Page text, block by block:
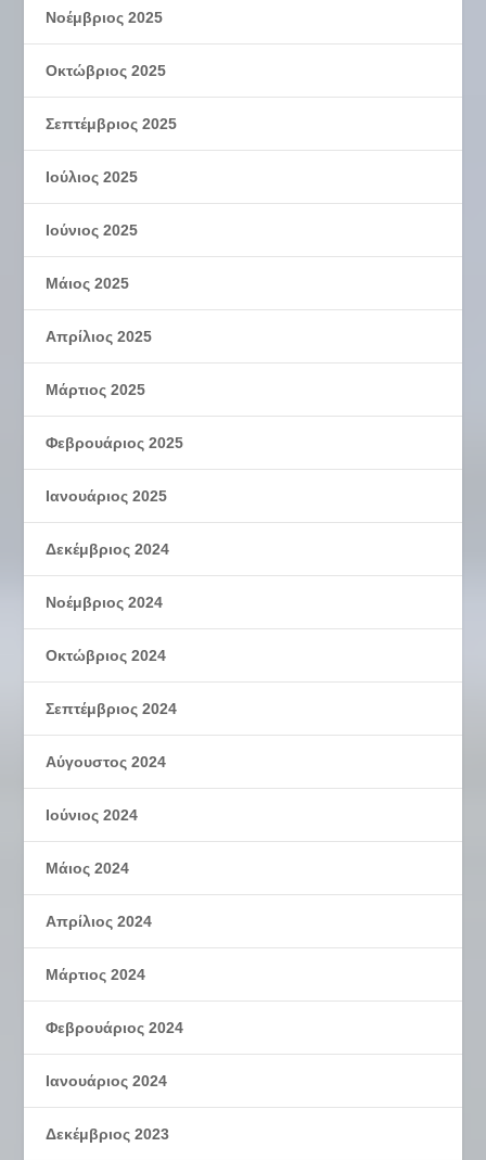
Νοέμβριος 2025
Οκτώβριος 2025
Σεπτέμβριος 2025
Ιούλιος 2025
Ιούνιος 2025
Μάιος 2025
Απρίλιος 2025
Μάρτιος 2025
Φεβρουάριος 2025
Ιανουάριος 2025
Δεκέμβριος 2024
Νοέμβριος 2024
Οκτώβριος 2024
Σεπτέμβριος 2024
Αύγουστος 2024
Ιούνιος 2024
Μάιος 2024
Απρίλιος 2024
Μάρτιος 2024
Φεβρουάριος 2024
Ιανουάριος 2024
Δεκέμβριος 2023